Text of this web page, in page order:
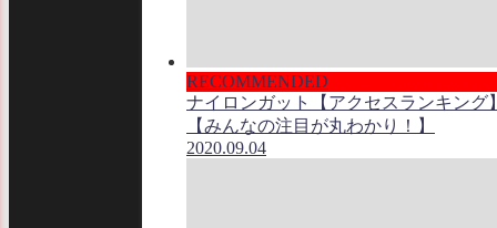
RECOMMENDED
ナイロンガット【アクセスランキング
【みんなの注目が丸わかり！】
2020.09.04